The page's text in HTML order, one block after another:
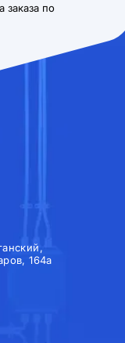
заказа по
164а